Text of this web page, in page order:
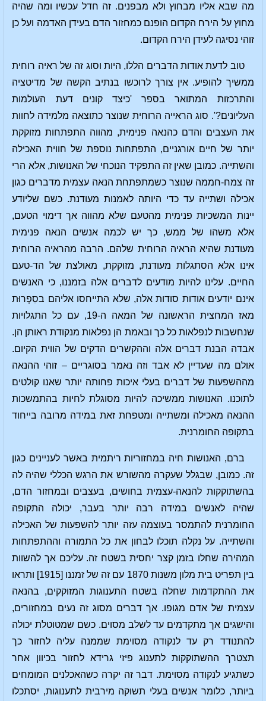
מה שבא אליו מבחוץ ולא מבפנים. זה חדל עכשיו ומה שהיה
מחוץ על הירח הקדום הופנם כמחזור הדם בעידן האדמה ועל כן
זוהי נסיגה לעידן הירח הקדום.
טוב לדעת אודות הדברים הללו, היות וסוג זה של ראיה רוחית
ממשיך להופיע. אין צורך לרוכשו בנתיב הקשה של מדיטציה
והתרכזות המתואר בספר 'כיצד קונים דעת העולמות
העליונים?'. סוג הראייה הרוחית שנוצר כתוצאה מלמידה לחוות
את העצבים והדם כהנאה פנימית, מהווה התפתחות מזוקקת
יותר של חיים אורגניים, התפתחות נוספת של חווית האכילה
והשתייה. כמובן שאין זה התפקיד הנוכחי של האנושות, אלא הרי
זה צמח-חממה שנוצר כשמתפתחת הנאה עצמית מדברים כגון
אכילה ושתייה עד כדי היותה לאמנות מעודנת. כשם שליודע
יינות המשכיות פנימית מהטעם שלא מהווה אך דימוי הטעם,
אלא משהו של ממש, כך יש לכמה אנשים הנאה פנימית
מעודנת שהיא הראיה הרוחית שלהם. הרבה מהראיה הרוחית
אינו אלא הסתגלות מעודנת, מזוקקת, מאולצת של הד-טעם
החיים. עלינו להיות מודעים לדברים אלה בזמננו, כי האנשים
אינם יודעים אודות סודות אלה, שלא התייחסו אליהם בסִפְרוּת
מאז המחצית הראשונה של המאה ה-19, עם כל התגלויות
שנחשבות לנפלאות כל כך ובאמת הן נפלאות מנקודת ראותן הן.
אבדה הבנת דברים אלה וההקשרים הדקים של הווית הקיום.
אולם מה שעדיין לא אבד וזה נאמר בסוגריים – זוהי ההנאה
מההשפעות של דברים בעלי איכות פחותה יותר שאנו קולטים
לתוכנו. האנושות ממשיכה להיות מסוגלת לחיות בהתמשכות
ההנאה מאכילה ומשתייה ומטפחת זאת במידה מרובה בייחוד
בתקופה החומרנית.
ברם, האנושות חיה במחזוריות ריתמית באשר לעניינים כגון
זה. כמובן, שבגלל שעקרה מהשורש את הרגש הכללי שהיה לה
בהשתוקקות להנאה-עצמית בחושים, בעצבים ובמחזור הדם,
שהיה לאנשים במידה רבה יותר בעבר, יכולה התקופה
החומרנית להתמסר בעוצמה עזה יותר להשפעות של האכילה
והשתייה. על נקלה תוכלו לבחון את כל התמורה וההתפתחות
המהירה שחלו בזמן קצר יחסית בשטח זה. עליכם אך להשוות
בין תפריט בית מלון משנות 1870 עם זה של זמננו [1915] ותראו
את ההתקדמות שחלה בשטח התענוגות המזוקקים, בהנאה
עצמית של אדם מגופו. אך דברים מסוג זה נעים במחזורים,
והישגים אך מתקדמים עד לשלב מסוים. כשם שמטוטלת יכולה
להתנודד רק עד לנקודה מסוימת שממנה עליה לחזור כך
תצטרך ההשתוקקות לתענוג פיזי גרידא לחזור בכיוון אחר
כשתגיע לנקודה מסוימת. דבר זה יקרה כשהאכלנים המומחים
ביותר, כלומר אנשים בעלי תשוקה מירבית לתענוגות, יסתכלו